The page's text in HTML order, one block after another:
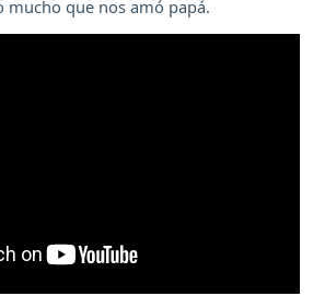
mucho que nos amó papá.